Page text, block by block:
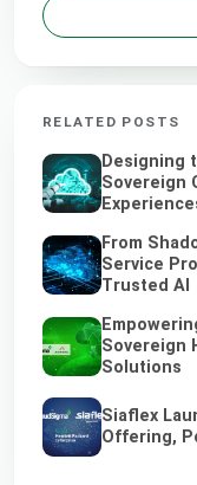
RELATED POSTS
Designing
Sovereign
From
Service
Trusted AI
Sovereign
Solutions
Siaflex
Offering,